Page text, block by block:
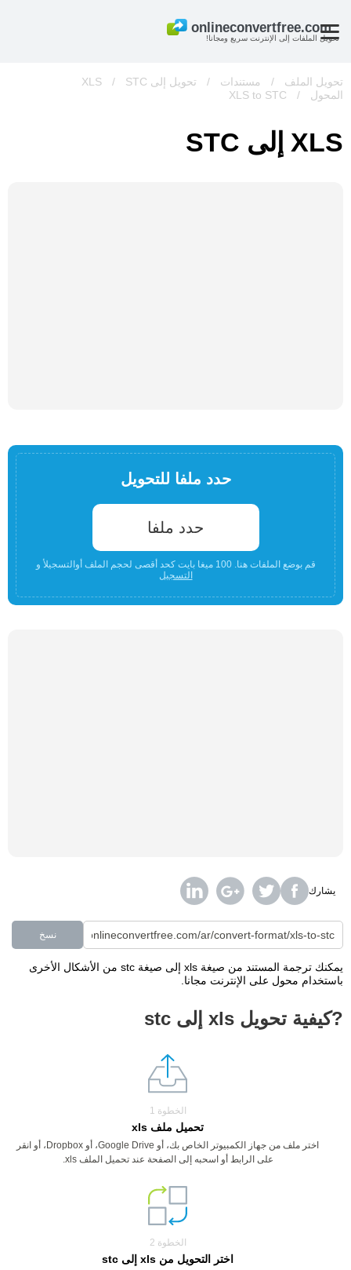
تحويل الملفات إلى الإنترنت سريع ومجانا!
تحويل الملف / مستندات / تحويل إلى XLS /
STC
المحول
/
XLS to STC
XLS إلى STC
حدد ملفا للتحويل
حدد ملفا
قم بوضع الملفات هنا. 100 ميغا بايت كحد أقصى لحجم الملف أوالتسجيلأ و
التسجيل
يشارك
نسخ
يمكنك ترجمة المستند من صيغة xls إلى صيغة stc من الأشكال الأخرى
باستخدام محول على الإنترنت مجانا.
?كيفية تحويل xls إلى stc
الخطوة 1
تحميل ملف xls
اختر ملف من جهاز الكمبيوتر الخاص بك، أو Google Drive، أو Dropbox، أو انقر
على الرابط أو اسحبه إلى الصفحة عند تحميل الملف xls.
الخطوة 2
اختر التحويل من xls إلى stc